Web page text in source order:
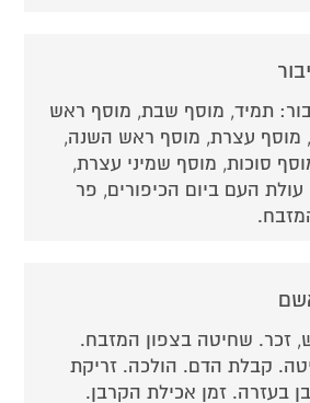
תמיד, מוסף שבת, מוסף ראש
מוסף עצרת, מוסף ראש השנה,
סוכות, מוסף שמיני עצרת,
העם ביום הכיפורים, פר
זכר. שחיטה בצפון המזבח.
קבלת הדם. הולכה. זריקת
בעזרה. זמן אכילת הקרבן.